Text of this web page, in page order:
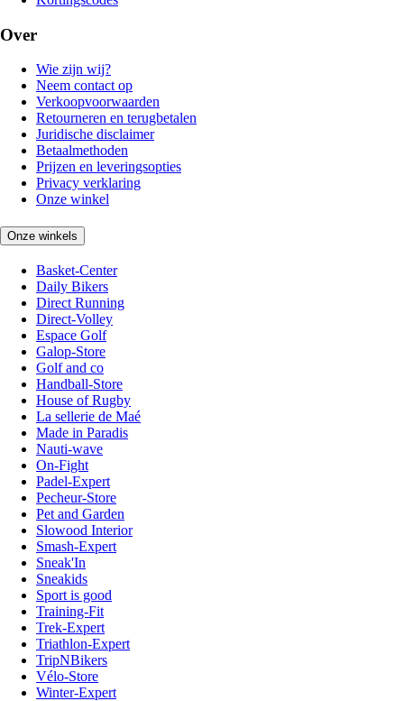
Over
Wie zijn wij?
Neem contact op
Verkoopvoorwaarden
Retourneren en terugbetalen
Juridische disclaimer
Betaalmethoden
Prijzen en leveringsopties
Privacy verklaring
Onze winkel
Onze winkels
Basket-Center
Daily Bikers
Direct Running
Direct-Volley
Espace Golf
Galop-Store
Golf and co
Handball-Store
House of Rugby
La sellerie de Maé
Made in Paradis
Nauti-wave
On-Fight
Padel-Expert
Pecheur-Store
Pet and Garden
Slowood Interior
Smash-Expert
Sneak'In
Sneakids
Sport is good
Training-Fit
Trek-Expert
Triathlon-Expert
TripNBikers
Vélo-Store
Winter-Expert